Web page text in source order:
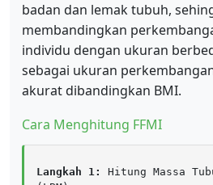
badan dan lemak tubuh,
membandingkan
individu dengan ukuran
sebagai ukuran
akurat dibandingkan BMI.
Cara Menghitung FFMI
Langkah 1:
Hitung Massa